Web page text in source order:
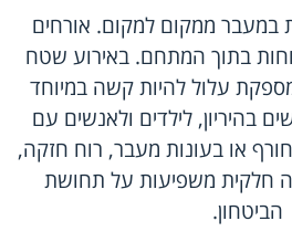
במעבר ממקום למקום. אורחים
בתוך המתחם. באירוע שטח
עלול להיות קשה במיוחד
בהיריון, לילדים ולאנשים עם
או בעונות מעבר, רוח חזקה,
חלקית משפיעות על תחושת
הביטחון.